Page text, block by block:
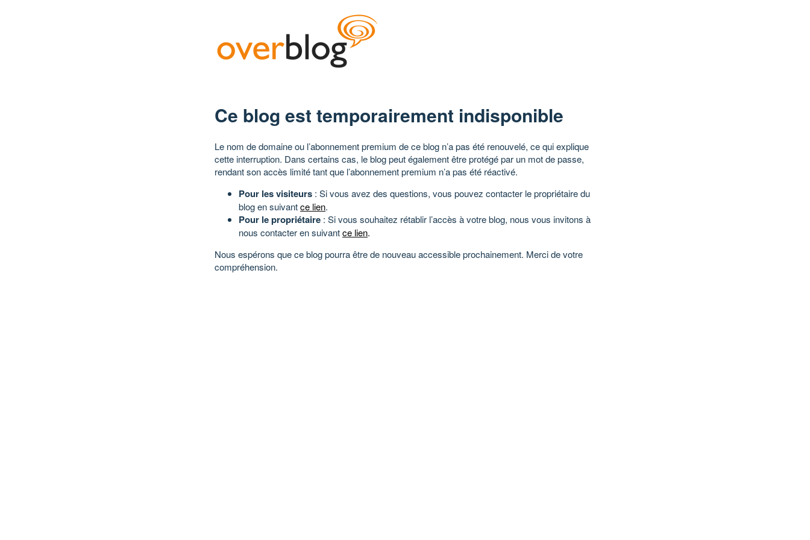
Ce blog est temporairement indisponible
Le nom de domaine ou l’abonnement premium de ce blog n’a pas été renouvelé, ce qui explique
cette interruption. Dans certains cas, le blog peut également être protégé par un mot de passe,
rendant son accès limité tant que l’abonnement premium n’a pas été réactivé.
Pour les visiteurs : Si vous avez des questions, vous pouvez contacter le propriétaire du
blog en suivantce lien.
Pour le propriétaire : Si vous souhaitez rétablir l’accès à votre blog, nous vous invitons à
nous contacter en suivantce lien.
Nous espérons que ce blog pourra être de nouveau accessible prochainement. Merci de votre
compréhension.